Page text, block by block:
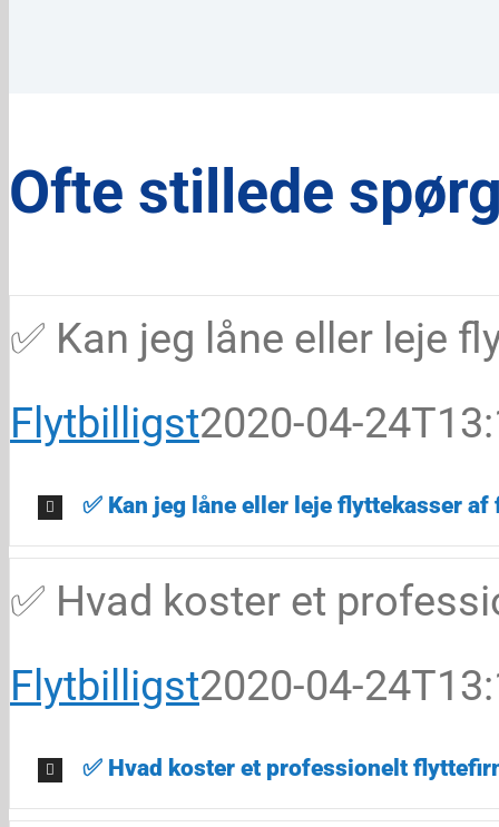
Ofte stillede
✅ Kan jeg låne eller leje
Flytbilligst2020-04-
✅ Kan jeg låne eller leje flyttekasser
✅ Hvad koster et
Flytbilligst2020-04-
✅ Hvad koster et professionelt